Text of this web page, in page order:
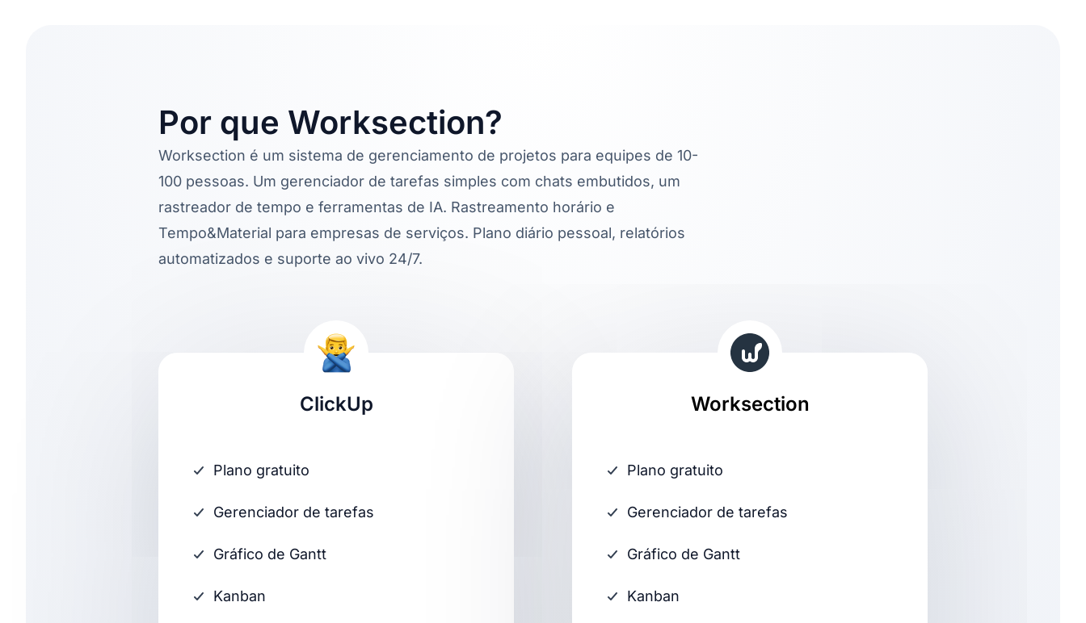
Por que Worksection?
Worksection é um sistema de gerenciamento de projetos para equipes de 10-
100 pessoas. Um gerenciador de tarefas simples com chats embutidos, um
rastreador de tempo e ferramentas de IA. Rastreamento horário e
Tempo&Material para empresas de serviços. Plano diário pessoal, relatórios
automatizados e suporte ao vivo 24/7.
ClickUp
Plano gratuito
Gerenciador de tarefas
Gráfico de Gantt
Kanban
Worksection
Plano gratuito
Gerenciador de tarefas
Gráfico de Gantt
Kanban